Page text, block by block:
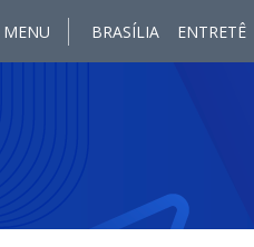
MENU BRASÍLIA ENTRETÊ